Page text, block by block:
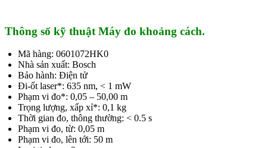
Thông số kỹ thuật Máy đo khoảng cách.
Mã hàng: 0601072HK0
Nhà sản xuất: Bosch
Bảo hành: Điện tử
Đi-ốt laser*: 635 nm, < 1 mW
Phạm vi đo*: 0,05 – 50,00 m
Trọng lượng, xấp xỉ*: 0,1 kg
Thời gian đo, thông thường: < 0.5 s
Phạm vi đo, từ: 0,05 m
Phạm vi đo, lên tới: 50 m